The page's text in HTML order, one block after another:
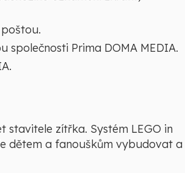
Prima DOMA MEDIA.
stavitele zítřka. Systém LEGO in
dětem a fanouškům vybudovat a